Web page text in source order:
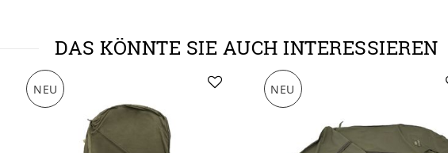
DAS KÖNNTE SIE AUCH INTERESSIEREN
NEU NEU